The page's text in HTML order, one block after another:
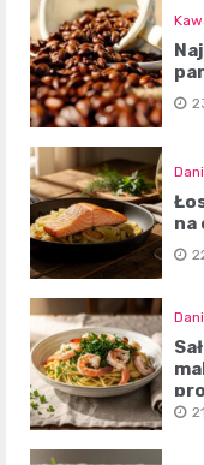
na